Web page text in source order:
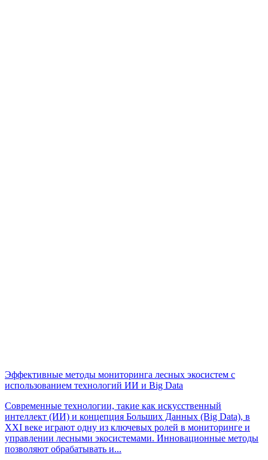
Эффективные методы мониторинга лесных экосистем с
использованием технологий ИИ и Big Data
Современные технологии, такие как искусственный
интеллект (ИИ) и концепция Больших Данных (Big Data), в
XXI веке играют одну из ключевых ролей в мониторинге и
управлении лесными экосистемами. Инновационные методы
позволяют обрабатывать и...